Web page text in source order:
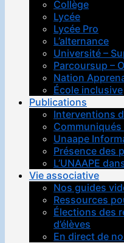
Collège
Lycée
Lycée Pro
L’alternance
Université –
Parcoursup –
Nation
École inclusive
Publications
Interventions
Unaape
Présence des
L’UNAAPE
Vie associative
Nos guides
Ressources
Élections des
d’élèves
En direct de